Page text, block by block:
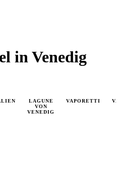
in Venedig
LAGUNE
VON
VENEDIG
VAPORETTI